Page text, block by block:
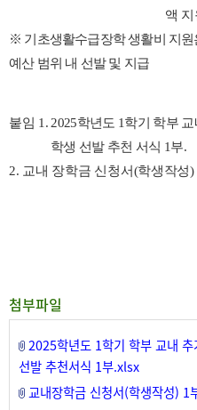
액 지
※ 기초생활수급장학 생활비 지
예산 범위 내 선발 및 지급
붙임 1. 2025학년도 1학기 학부
학생 선발 추천 서식 1부.
2. 교내 장학금 신청서(학생작성)
첨부파일
2025학년도 1학기 학부 교내
선발 추천서식 1부.xlsx
교내장학금 신청서(학생작성)